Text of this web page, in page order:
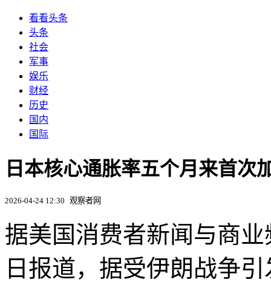
看看头条
头条
社会
军事
娱乐
财经
历史
国内
国际
日本核心通胀率五个月来首次
2026-04-24 12:30 观察者网
据美国消费者新闻与商
日报道，据受伊朗战争